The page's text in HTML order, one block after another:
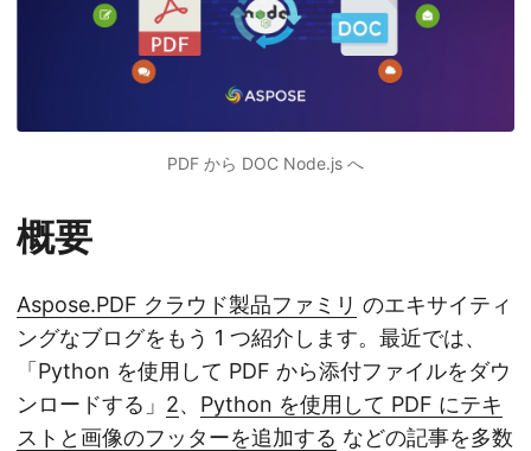
PDF から DOC Node.js へ
概要
Aspose.PDF クラウド製品ファミリ のエキサイティ
ングなブログをもう 1 つ紹介します。最近では、
「Python を使用して PDF から添付ファイルをダウ
ンロードする」 2、 Python を使用して PDF にテキ
ストと画像のフッターを追加する などの記事を多数